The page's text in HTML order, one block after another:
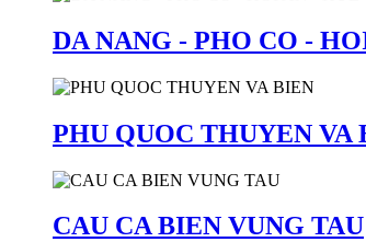
DA NANG - PHO CO -
PHU QUOC THUYEN VA
CAU CA BIEN VUNG TAU